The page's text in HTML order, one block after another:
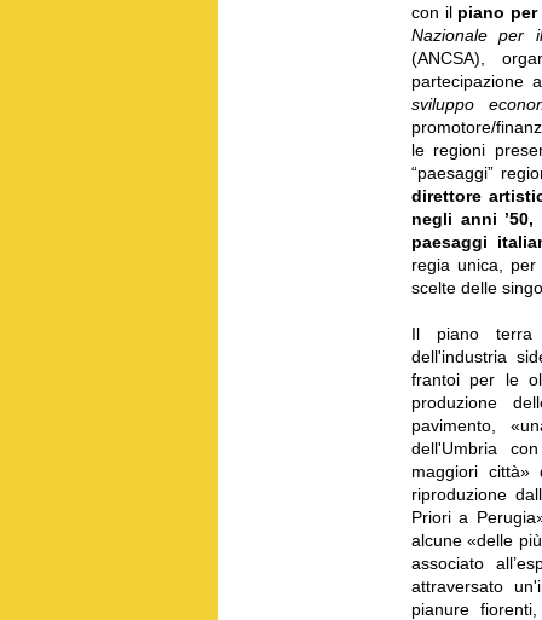
con il piano
Nazionale per
(ANCSA),
partecipazione
sviluppo
promotore/
le regioni
“paesaggi”
direttore
negli anni
paesaggi
regia unica,
scelte delle
Il piano terra
dell'industria
frantoi per le
produzione
pavimento,
dell'Umbria
maggiori
riproduzione
Priori a
alcune «delle
associato
attraversato
pianure